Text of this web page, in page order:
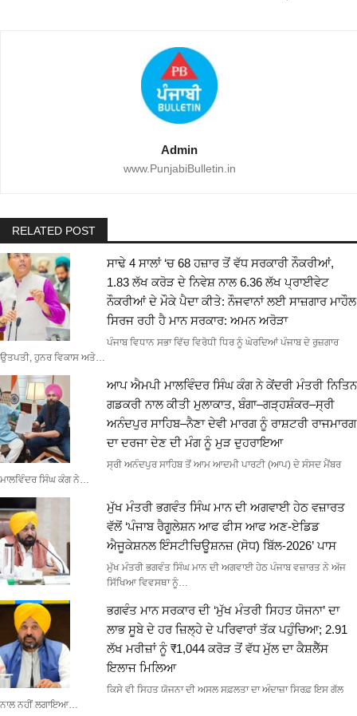
Admin
www.PunjabiBulletin.in
RELATED POST
ਸਾਢੇ 4 ਸਾਲਾਂ ‘ਚ 68 ਹਜ਼ਾਰ ਤੋਂ ਵੱਧ ਸਰਕਾਰੀ ਨੌਕਰੀਆਂ,
1.83 ਲੱਖ ਕਰੋੜ ਦੇ ਨਿਵੇਸ਼ ਨਾਲ 6.36 ਲੱਖ ਪ੍ਰਾਈਵੇਟ
ਨੌਕਰੀਆਂ ਦੇ ਮੌਕੇ ਪੈਦਾ ਕੀਤੇ: ਨੌਜਵਾਨਾਂ ਲਈ ਸਾਜ਼ਗਾਰ ਮਾਹੌਲ
ਸਿਰਜ ਰਹੀ ਹੈ ਮਾਨ ਸਰਕਾਰ: ਅਮਨ ਅਰੋੜਾ
ਪੰਜਾਬ ਵਿਧਾਨ ਸਭਾ ਵਿੱਚ ਵਿਰੋਧੀ ਧਿਰ ਨੂੰ ਘੇਰਦਿਆਂ ਪੰਜਾਬ ਦੇ ਰੁਜ਼ਗਾਰ
ਉਤਪਤੀ, ਹੁਨਰ ਵਿਕਾਸ ਅਤੇ…
ਆਪ ਐਮਪੀ ਮਾਲਵਿੰਦਰ ਸਿੰਘ ਕੰਗ ਨੇ ਕੇਂਦਰੀ ਮੰਤਰੀ ਨਿਤਿਨ
ਗਡਕਰੀ ਨਾਲ ਕੀਤੀ ਮੁਲਾਕਾਤ, ਬੰਗਾ–ਗੜ੍ਹਸ਼ੰਕਰ–ਸ੍ਰੀ
ਅਨੰਦਪੁਰ ਸਾਹਿਬ–ਨੈਣਾ ਦੇਵੀ ਮਾਰਗ ਨੂੰ ਰਾਸ਼ਟਰੀ ਰਾਜਮਾਰਗ
ਦਾ ਦਰਜਾ ਦੇਣ ਦੀ ਮੰਗ ਨੂੰ ਮੁੜ ਦੁਹਰਾਇਆ
ਸ੍ਰੀ ਅਨੰਦਪੁਰ ਸਾਹਿਬ ਤੋਂ ਆਮ ਆਦਮੀ ਪਾਰਟੀ (ਆਪ) ਦੇ ਸੰਸਦ ਮੈਂਬਰ
ਮਾਲਵਿੰਦਰ ਸਿੰਘ ਕੰਗ ਨੇ…
ਮੁੱਖ ਮੰਤਰੀ ਭਗਵੰਤ ਸਿੰਘ ਮਾਨ ਦੀ ਅਗਵਾਈ ਹੇਠ ਵਜ਼ਾਰਤ
ਵੱਲੋਂ ‘ਪੰਜਾਬ ਰੈਗੂਲੇਸ਼ਨ ਆਫ ਫੀਸ ਆਫ ਅਣ-ਏਡਿਡ
ਐਜੂਕੇਸ਼ਨਲ ਇੰਸਟੀਚਿਊਸ਼ਨਜ਼ (ਸੋਧ) ਬਿੱਲ-2026’ ਪਾਸ
ਮੁੱਖ ਮੰਤਰੀ ਭਗਵੰਤ ਸਿੰਘ ਮਾਨ ਦੀ ਅਗਵਾਈ ਹੇਠ ਪੰਜਾਬ ਵਜ਼ਾਰਤ ਨੇ ਅੱਜ
ਸਿੱਖਿਆ ਵਿਵਸਥਾ ਨੂੰ…
ਭਗਵੰਤ ਮਾਨ ਸਰਕਾਰ ਦੀ ‘ਮੁੱਖ ਮੰਤਰੀ ਸਿਹਤ ਯੋਜਨਾ’ ਦਾ
ਲਾਭ ਸੂਬੇ ਦੇ ਹਰ ਜ਼ਿਲ੍ਹੇ ਦੇ ਪਰਿਵਾਰਾਂ ਤੱਕ ਪਹੁੰਚਿਆ; 2.91
ਲੱਖ ਮਰੀਜ਼ਾਂ ਨੂੰ ₹1,044 ਕਰੋੜ ਤੋਂ ਵੱਧ ਮੁੱਲ ਦਾ ਕੈਸ਼ਲੈੱਸ
ਇਲਾਜ ਮਿਲਿਆ
ਕਿਸੇ ਵੀ ਸਿਹਤ ਯੋਜਨਾ ਦੀ ਅਸਲ ਸਫ਼ਲਤਾ ਦਾ ਅੰਦਾਜ਼ਾ ਸਿਰਫ਼ ਇਸ ਗੱਲ
ਨਾਲ ਨਹੀਂ ਲਗਾਇਆ…